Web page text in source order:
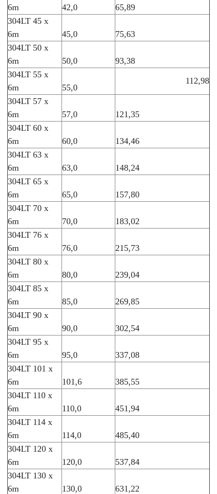
6m 42,0
65,89
304LT 45 x
6m
45,0
75,63
304LT 50 x
6m
50,0
93,38
304LT 55 x
6m
55,0
112,98
304LT 57 x
6m
57,0
121,35
304LT 60 x
6m
60,0
134,46
304LT 63 x
6m
63,0
148,24
304LT 65 x
6m
65,0
157,80
304LT 70 x
6m
70,0
183,02
304LT 76 x
6m
76,0
215,73
304LT 80 x
6m
80,0
239,04
304LT 85 x
6m
85,0
269,85
304LT 90 x
6m
90,0
302,54
304LT 95 x
6m
95,0
337,08
304LT 101 x
6m
101,6
385,55
304LT 110 x
6m
110,0
451,94
304LT 114 x
6m
114,0
485,40
304LT 120 x
6m
120,0
537,84
304LT 130 x
6m
130,0
631,22